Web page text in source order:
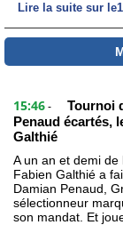
Lire la suite sur
15:46 -
Tournoi
Penaud écartés,
Galthié
A un an et demi de
Fabien Galthié a
Damian Penaud,
sélectionneur
son mandat. Et